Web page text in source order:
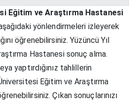
Eğitim ve Araştırma Hastanesi
yönlendirmeleri izleyerek
öğrenebilirsiniz. Yüzüncü Yıl
Hastanesi sonuç alma.
yaptırdığınız tahlillerin
Eğitim ve Araştırma
Çıkan sonuçlarınızı